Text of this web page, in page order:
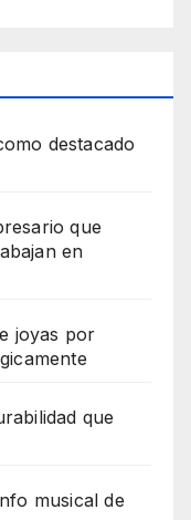
destacado
que
en
joyas por
que
musical de